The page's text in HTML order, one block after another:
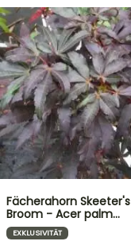
Fächerahorn Skeeter's
Broom - Acer palm…
EXKLUSIVITÄT